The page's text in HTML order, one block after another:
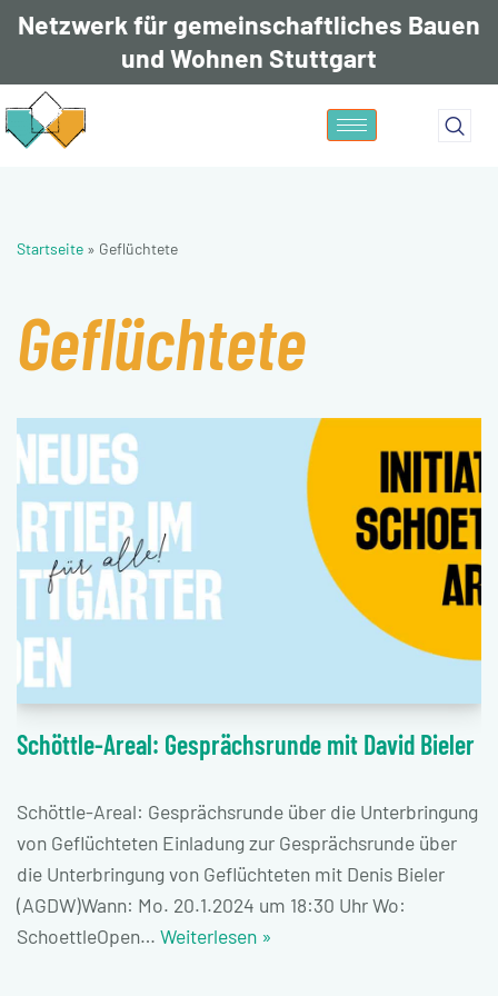
Inhalt
springen
Netzwerk für gemeinschaftliches Bauen
und Wohnen Stuttgart
Startseite » Geflüchtete
Geflüchtete
Schöttle-Areal: Gesprächsrunde mit David Bieler
Schöttle-Areal: Gesprächsrunde über die Unterbringung
von Geflüchteten Einladung zur Gesprächsrunde über
die Unterbringung von Geflüchteten mit Denis Bieler
(AGDW)Wann: Mo. 20.1.2024 um 18:30 Uhr Wo:
SchoettleOpen… Weiterlesen »